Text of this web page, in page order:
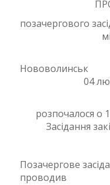
позачергового
04
Засідання
Позачергове
проводив